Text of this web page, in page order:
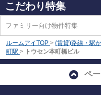
こだわり特集
ファミリー向け物件特集
ルームアイTOP > (賃貸)路線・駅
町駅 > トウセン本町橋ビル
ペ